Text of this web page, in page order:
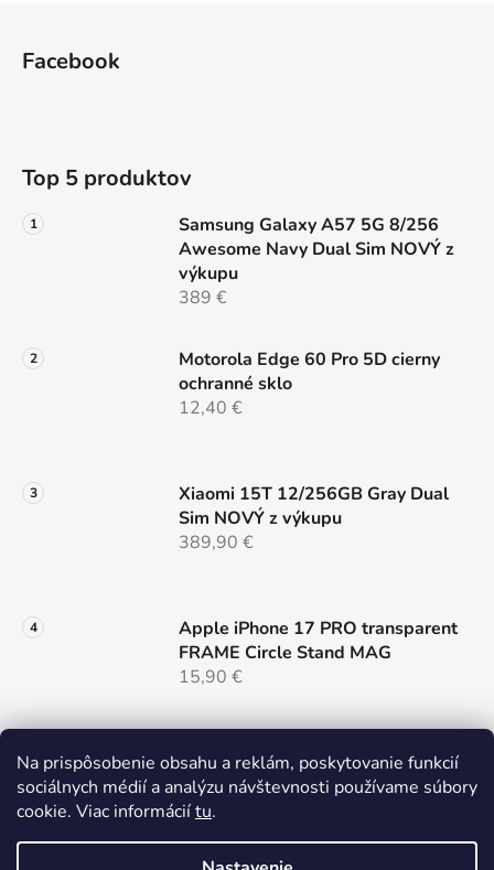
Na prispôsobenie obsahu a reklám, poskytovanie funkcií
sociálnych médií a analýzu návštevnosti používame súbory
cookie. Viac informáciítu.
v
k
p
i
s
Facebook
Top 5 produktov
Samsung Galaxy A57 5G 8/256
Awesome Navy Dual Sim NOVÝ z
výkupu
389 €
Motorola Edge 60 Pro 5D cierny
ochranné sklo
12,40 €
Xiaomi 15T 12/256GB Gray Dual
Sim NOVÝ z výkupu
389,90 €
Apple iPhone 17 PRO transparent
FRAME Circle Stand MAG
15,90 €
Samsung S26 cierny MAG COVER
LENS
14,90 €